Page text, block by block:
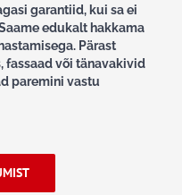
garantiid, kui sa ei
edukalt hakkama
Pärast
fassaad või tänavakivid
paremini vastu